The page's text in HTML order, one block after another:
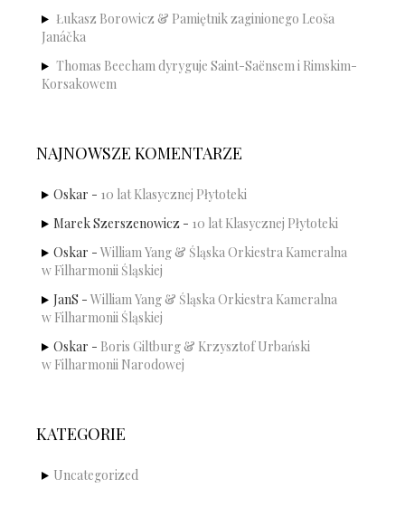
Łukasz Borowicz & Pamiętnik zaginionego Leoša
Janáčka
Thomas Beecham dyryguje Saint-Saënsem i Rimskim-
Korsakowem
NAJNOWSZE KOMENTARZE
Oskar - 10 lat Klasycznej Płytoteki
Marek Szerszenowicz - 10 lat Klasycznej Płytoteki
Oskar - William Yang & Śląska Orkiestra Kameralna
w Filharmonii Śląskiej
JanS - William Yang & Śląska Orkiestra Kameralna
w Filharmonii Śląskiej
Oskar - Boris Giltburg & Krzysztof Urbański
w Filharmonii Narodowej
KATEGORIE
Uncategorized